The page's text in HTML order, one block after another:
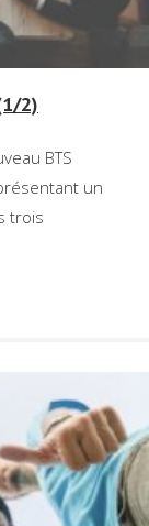
2)
BTS
un
trois